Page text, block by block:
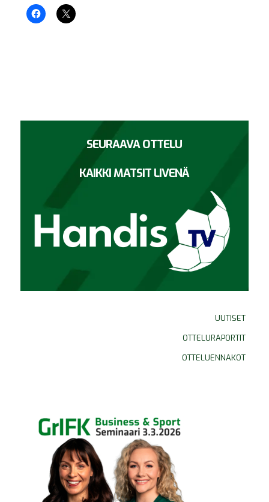
SEURAAVA OTTELU
KAIKKI MATSIT LIVENÄ
UUTISET
OTTELURAPORTIT
OTTELUENNAKOT